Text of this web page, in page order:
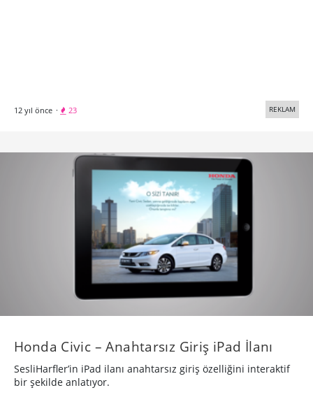
12 yıl önce · 23 REKLAM
Honda Civic – Anahtarsız Giriş iPad İlanı
SesliHarfler’in iPad ilanı anahtarsız giriş özelliğini interaktif
bir şekilde anlatıyor.